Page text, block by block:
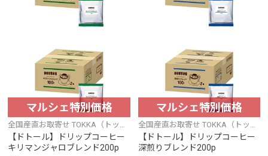
マルシェ特別価格
全国産直お取寄せ TOKKA（トッ
カ）
【ドトール】ドリップコーヒー
キリマンジャロブレンド200p
マルシェ特別価格
全国産直お取寄せ TOKKA（トッ
カ）
【ドトール】ドリップコーヒー
深煎りブレンド200p